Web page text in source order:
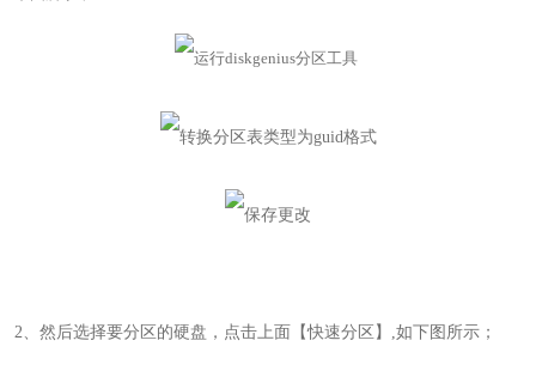
2 、然后选择要分区的硬盘，点击上面【快速分区 】 ,如下图所示；